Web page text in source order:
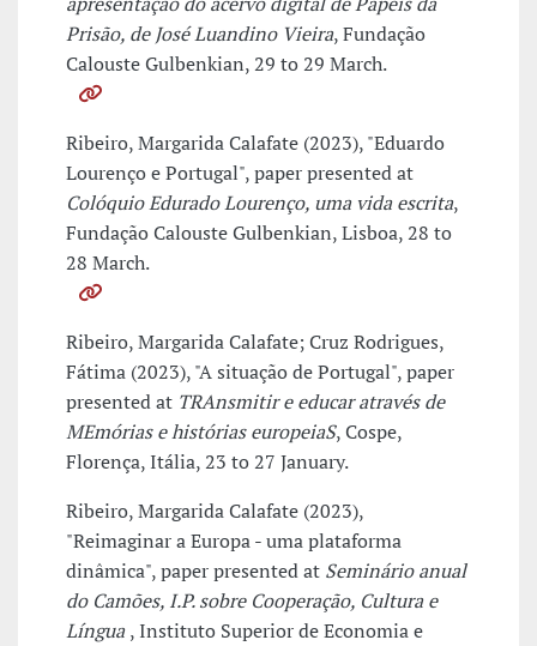
Prisão, de José Luandino Vieira, Fundação
Calouste Gulbenkian, 29 to 29 March.
Ribeiro, Margarida Calafate (2023), "Eduardo
Lourenço e Portugal", paper presented at
Colóquio Edurado Lourenço, uma vida escrita,
Fundação Calouste Gulbenkian, Lisboa, 28 to
28 March.
Ribeiro, Margarida Calafate; Cruz Rodrigues,
Fátima (2023), "A situação de Portugal", paper
presented at TRAnsmitir e educar através de
MEmórias e histórias europeiaS, Cospe,
Florença, Itália, 23 to 27 January.
Ribeiro, Margarida Calafate (2023),
"Reimaginar a Europa - uma plataforma
dinâmica", paper presented at Seminário anual
do Camões, I.P. sobre Cooperação, Cultura e
Língua, Instituto Superior de Economia e